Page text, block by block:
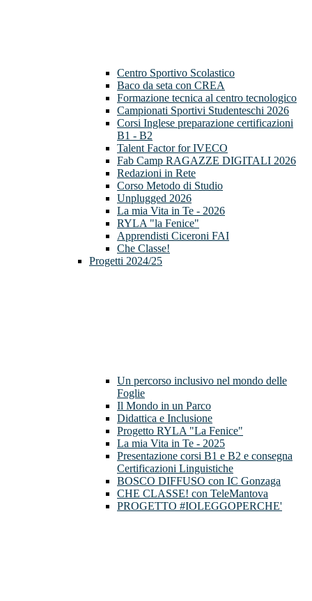
Centro Sportivo Scolastico
Baco da seta con CREA
Formazione tecnica al centro tecnologico
Campionati Sportivi Studenteschi 2026
Corsi Inglese preparazione certificazioni
B1 - B2
Talent Factor for IVECO
Fab Camp RAGAZZE DIGITALI 2026
Redazioni in Rete
Corso Metodo di Studio
Unplugged 2026
La mia Vita in Te - 2026
RYLA "la Fenice"
Apprendisti Ciceroni FAI
Che Classe!
Progetti 2024/25
Un percorso inclusivo nel mondo delle
Foglie
Il Mondo in un Parco
Didattica e Inclusione
Progetto RYLA "La Fenice"
La mia Vita in Te - 2025
Presentazione corsi B1 e B2 e consegna
Certificazioni Linguistiche
BOSCO DIFFUSO con IC Gonzaga
CHE CLASSE! con TeleMantova
PROGETTO #IOLEGGOPERCHE'